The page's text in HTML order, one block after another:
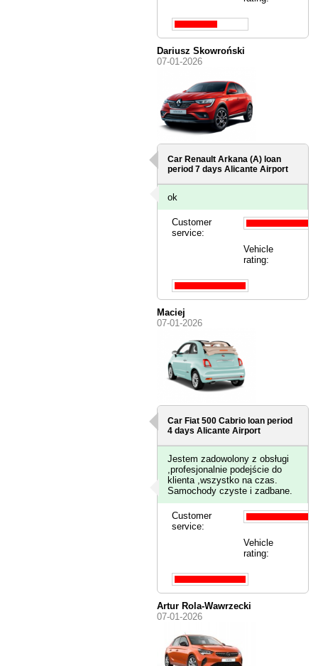
Dariusz Skowroński
07-01-2026
Car Renault Arkana (A) loan
period 7 daysAlicante Airport
ok
Customer
service:
Vehicle
rating:
Maciej
07-01-2026
Car Fiat 500 Cabrio loan period
4 daysAlicante Airport
Jestem zadowolony z obsługi
,profesjonalnie podejście do
klienta ,wszystko na czas.
Samochody czyste i zadbane.
Customer
service:
Vehicle
rating:
Artur Rola-Wawrzecki
07-01-2026